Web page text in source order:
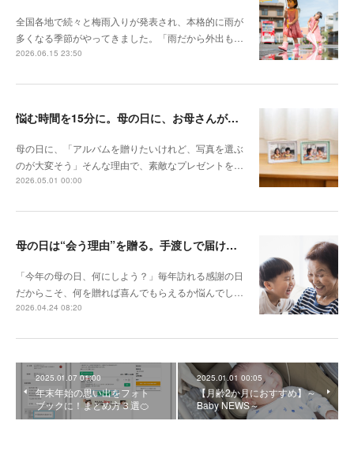
全国各地で続々と梅雨入りが発表され、本格的に雨が
多くなる季節がやってきました。「雨だから外出も…
2026.06.15 23:50
悩む時間を15分に。母の日に、お母さんが本当に喜ぶ「30枚」の選び方
母の日に、「アルバムを贈りたいけれど、写真を選ぶ
のが大変そう」そんな理由で、素敵なプレゼントを…
2026.05.01 00:00
母の日は“会う理由”を贈る。手渡しで届けるフォトギフト
「今年の母の日、何にしよう？」毎年訪れる感謝の日
だからこそ、何を贈れば喜んでもらえるか悩んでし…
2026.04.24 08:20
2025.01.07 01:00
年末年始の思い出をフォト
ブックに！まとめ方３選🍊
2025.01.01 00:05
【月齢2か月におすすめ】～
Baby NEWS～